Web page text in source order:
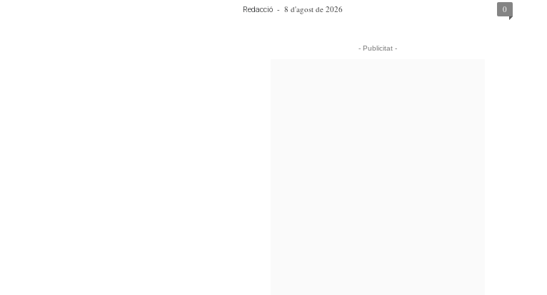
Redacció - 8 d'agost de 2026 0
- Publicitat -